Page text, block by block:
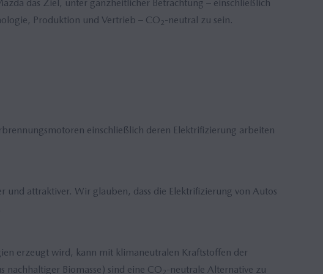
das Ziel, unter ganzheitlicher Betrachtung – einschließlich
Produktion und Vertrieb – CO2-neutral zu sein.
einschließlich deren Elektrifizierung arbeiten
attraktiver. Wir glauben, dass die Elektrifizierung von Autos
erzeugt wird, kann mit klimaneutralen Kraftstoffen der
Biomasse) sind eine CO 2-neutrale Alternative zu